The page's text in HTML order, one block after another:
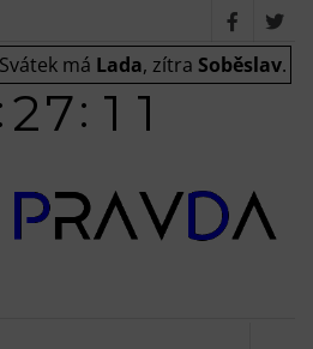
X
/
Svátek má Lada, zítra Soběslav.